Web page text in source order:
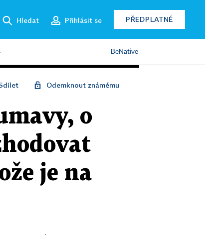
Hledat Přihlásit se PŘEDPLATNÉ
BeNative
Odemknout známému
o
je na